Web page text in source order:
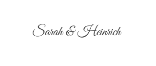
Sarah & Heinrich